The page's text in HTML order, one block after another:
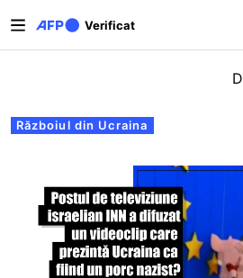
Verificat
Filele principale
Războiul din Ucraina